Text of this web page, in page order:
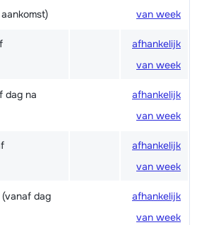
van week
afhankelijk
van week
dag na
afhankelijk
van week
afhankelijk
van week
dag
afhankelijk
van week